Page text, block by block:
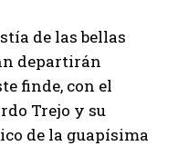
de las bellas
departirán
finde, con el
Trejo y su
de la guapísima